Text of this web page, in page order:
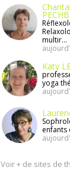
multir...
Katy
yoga
enfants
Voir + de sites de